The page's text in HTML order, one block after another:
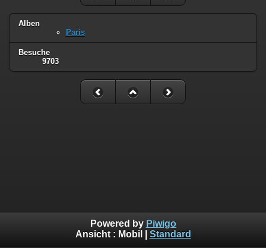
Alben
Paris
Besuche
9703
Powered by Piwigo
Ansicht : Mobil Standard